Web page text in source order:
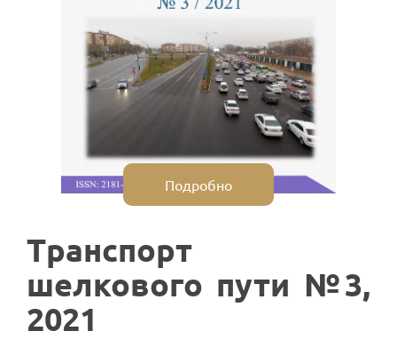
Подробно
Транспорт
шелкового пути №3,
2021